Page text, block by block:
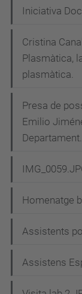
Iniciativa
Cristina
Plasmàtica,
plasmàtica.
Presa de
Emilio
Departament.
Homenatge
Assistents
Assistens